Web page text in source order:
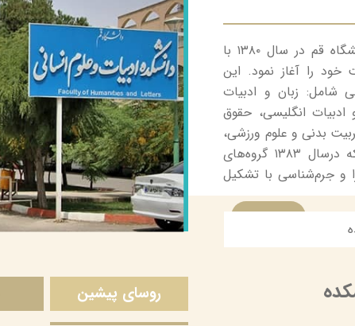
دانشكده ادبیات و علوم انسانی دانشگاه قم در سال ۱۳۸۰ با
را آغاز نمود. این
۸ گروه آموزشی شامل: زبان و ادبیات
ادبیات انگلیسی، حقوق
بدنی و علوم ورزشی،
حسابداری و كتابداری تشكیل شد كه درسال ۱۳۸۳ گروه‌های
جرم‌شناسی با تشكیل
ادامه دادند.
بیشتر
شناسی
روسای پیشین